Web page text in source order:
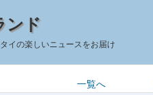
ンド
イの楽しいニュースをお届け
一覧へ